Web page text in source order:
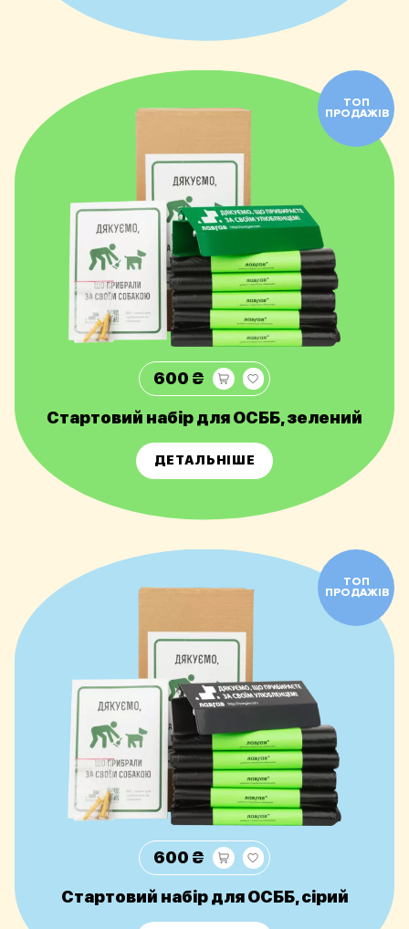
600 ₴
Стартовий набір для ОСББ, зелений
ДЕТАЛЬНІШЕ
ТОП
ПРОДАЖІВ
600 ₴
Стартовий набір для ОСББ, сірий
ТОП
ПРОДАЖІВ